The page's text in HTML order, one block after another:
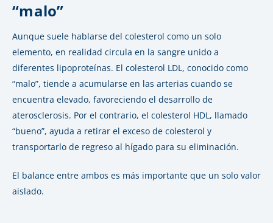
“malo”
Aunque suele hablarse del colesterol como un solo
elemento, en realidad circula en la sangre unido a
diferentes lipoproteínas. El colesterol LDL, conocido como
“malo”, tiende a acumularse en las arterias cuando se
encuentra elevado, favoreciendo el desarrollo de
aterosclerosis. Por el contrario, el colesterol HDL, llamado
“bueno”, ayuda a retirar el exceso de colesterol y
transportarlo de regreso al hígado para su eliminación.
El balance entre ambos es más importante que un solo valor
aislado.